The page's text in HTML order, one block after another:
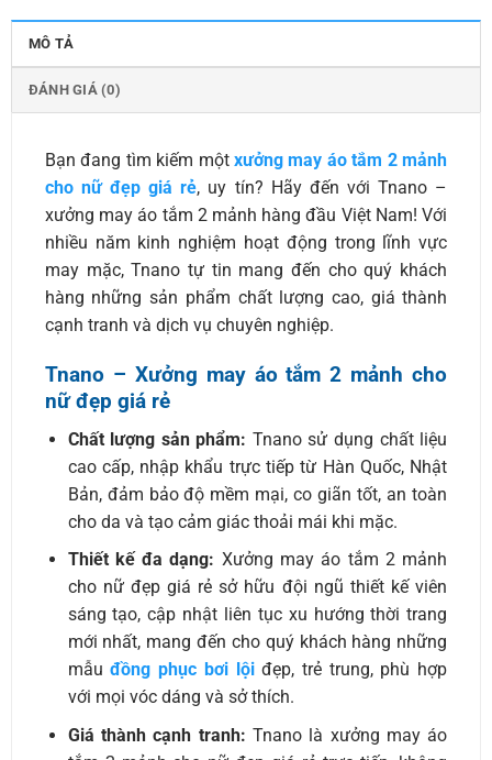
MÔ TẢ
ĐÁNH GIÁ (0)
Bạn đang tìm kiếm một xưởng may áo tắm 2 mảnh
cho nữ đẹp giá rẻ, uy tín? Hãy đến với Tnano –
xưởng may áo tắm 2 mảnh hàng đầu Việt Nam! Với
nhiều năm kinh nghiệm hoạt động trong lĩnh vực
may mặc, Tnano tự tin mang đến cho quý khách
hàng những sản phẩm chất lượng cao, giá thành
cạnh tranh và dịch vụ chuyên nghiệp.
Tnano – Xưởng may áo tắm 2 mảnh cho
nữ đẹp giá rẻ
Chất lượng sản phẩm: Tnano sử dụng chất liệu
cao cấp, nhập khẩu trực tiếp từ Hàn Quốc, Nhật
Bản, đảm bảo độ mềm mại, co giãn tốt, an toàn
cho da và tạo cảm giác thoải mái khi mặc.
Thiết kế đa dạng: Xưởng may áo tắm 2 mảnh
cho nữ đẹp giá rẻ sở hữu đội ngũ thiết kế viên
sáng tạo, cập nhật liên tục xu hướng thời trang
mới nhất, mang đến cho quý khách hàng những
mẫuđồng phục bơi lộiđẹp, trẻ trung, phù hợp
với mọi vóc dáng và sở thích.
Giá thành cạnh tranh: Tnano là xưởng may áo